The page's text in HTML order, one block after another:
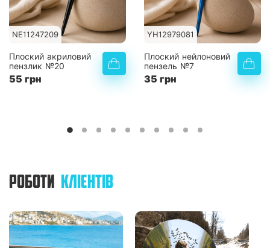
NE11247209
Плоский акриловий
пензлик №20
55 грн
YH12979081
Плоский нейлоновий
пензель №7
35 грн
РОБОТИ КЛІЄНТІВ